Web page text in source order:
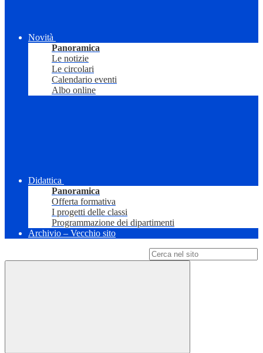
Novità
Panoramica
Le notizie
Le circolari
Calendario eventi
Albo online
Didattica
Panoramica
Offerta formativa
I progetti delle classi
Programmazione dei dipartimenti
Archivio – Vecchio sito